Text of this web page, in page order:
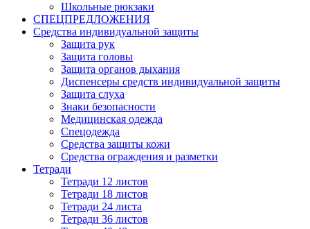
Школьные рюкзаки
СПЕЦПРЕДЛОЖЕНИЯ
Средства индивидуальной защиты
Защита рук
Защита головы
Защита органов дыхания
Диспенсеры средств индивидуальной защиты
Защита слуха
Знаки безопасности
Медицинская одежда
Спецодежда
Средства защиты кожи
Средства ограждения и разметки
Тетради
Тетради 12 листов
Тетради 18 листов
Тетради 24 листа
Тетради 36 листов